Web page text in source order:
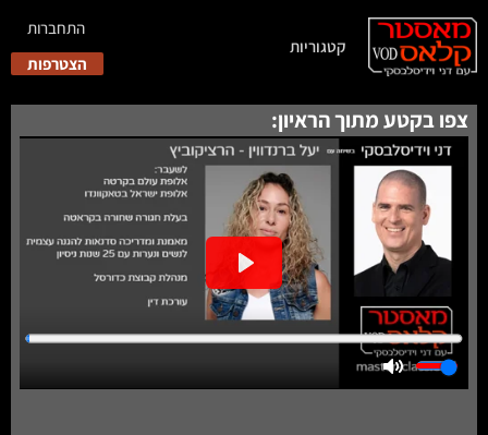
קטגוריות
התחברות
הצטרפות
צפו בקטע מתוך הראיון: